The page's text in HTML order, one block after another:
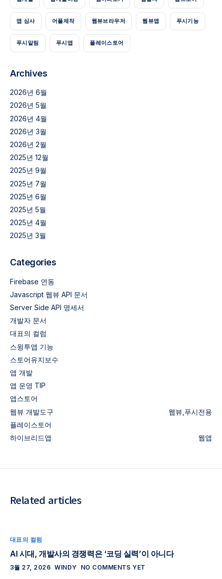
앱 심사 어플제작 웹뷰브라우저 웹뷰앱 푸시기능
푸시알림 푸시앱 플레이스토어
Archives
2026년 6월
2026년 5월
2026년 4월
2026년 3월
2026년 2월
2025년 12월
2025년 9월
2025년 7월
2025년 6월
2025년 5월
2025년 4월
2025년 3월
Categories
Firebase 연동
Javascript 웹뷰 API 문서
Server Side API 명세서
개발자 문서
대표의 컬럼
스윙투앱 기능
스토어유지보수
앱 개발
앱 운영 TIP
앱스토어
웹뷰
웹뷰,푸시전용
개발도구
플레이스토어
하이브리드앱
웹앱
Related articles
대표의 컬럼
AI 시대, 개발사의 경쟁력은 ‘코딩 실력’이 아니다
3월 27, 2026 WINDY NO COMMENTS YET